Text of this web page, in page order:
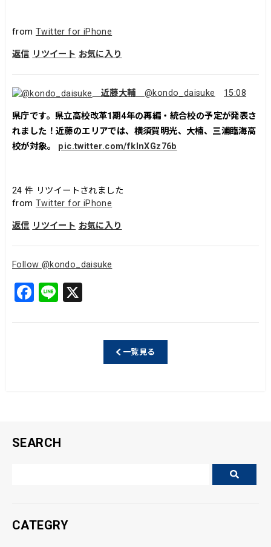
from Twitter for iPhone
返信 リツイート お気に入り
近藤大輔 @kondo_daisuke 15:08
県庁です。県立高校改革1期4年の再編・統合校の予定が発表さ
れました！近藤のエリアでは、横須賀明光、大楠、三浦臨海高
校が対象。 pic.twitter.com/fklnXGz76b
24 件 リツイートされました
from Twitter for iPhone
返信 リツイート お気に入り
Follow @kondo_daisuke
F
c
Li
e
一覧見る
SEARCH
CATEGRY